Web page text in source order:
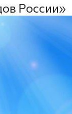
России»